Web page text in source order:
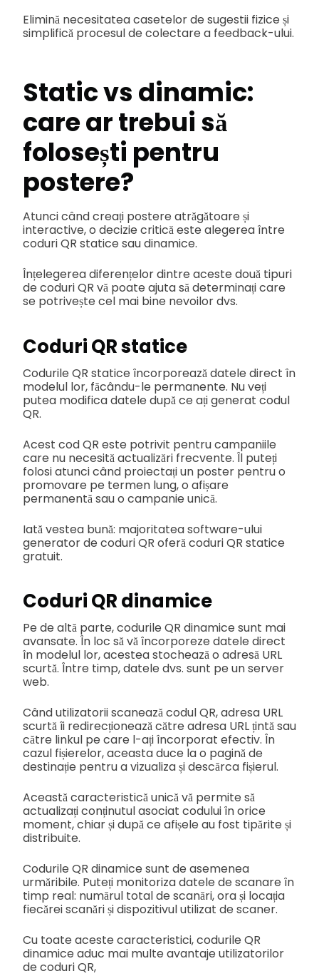
Elimină necesitatea casetelor de sugestii fizice și
simplifică procesul de colectare a feedback-ului.
Static vs dinamic:
care ar trebui să
folosești pentru
postere?
Atunci când creați postere atrăgătoare și
interactive, o decizie critică este alegerea între
coduri QR statice sau dinamice.
Înțelegerea diferențelor dintre aceste două tipuri
de coduri QR vă poate ajuta să determinați care
se potrivește cel mai bine nevoilor dvs.
Coduri QR statice
Codurile QR statice încorporează datele direct în
modelul lor, făcându-le permanente. Nu veți
putea modifica datele după ce ați generat codul
QR.
Acest cod QR este potrivit pentru campaniile
care nu necesită actualizări frecvente. Îl puteți
folosi atunci când proiectați un poster pentru o
promovare pe termen lung, o afișare
permanentă sau o campanie unică.
Iată vestea bună: majoritatea software-ului
generator de coduri QR oferă coduri QR statice
gratuit.
Coduri QR dinamice
Pe de altă parte, codurile QR dinamice sunt mai
avansate. În loc să vă încorporeze datele direct
în modelul lor, acestea stochează o adresă URL
scurtă. Între timp, datele dvs. sunt pe un server
web.
Când utilizatorii scanează codul QR, adresa URL
scurtă îi redirecționează către adresa URL țintă sau
către linkul pe care l-ați încorporat efectiv. În
cazul fișierelor, aceasta duce la o pagină de
destinație pentru a vizualiza și descărca fișierul.
Această caracteristică unică vă permite să
actualizați conținutul asociat codului în orice
moment, chiar și după ce afișele au fost tipărite și
distribuite.
Codurile QR dinamice sunt de asemenea
urmăribile. Puteți monitoriza datele de scanare în
timp real: numărul total de scanări, ora și locația
fiecărei scanări și dispozitivul utilizat de scaner.
Cu toate aceste caracteristici, codurile QR
dinamice aduc mai multe avantaje utilizatorilor
de coduri QR,